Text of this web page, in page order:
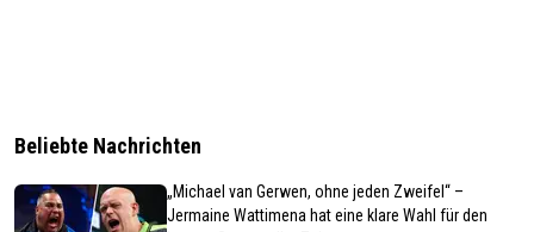
Beliebte Nachrichten
„Michael van Gerwen, ohne jeden Zweifel“ –
Jermaine Wattimena hat eine klare Wahl für den